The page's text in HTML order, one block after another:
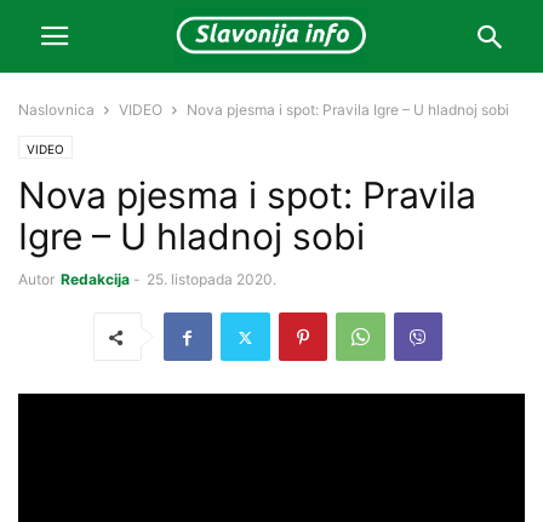
Naslovnica VIDEO Nova pjesma i spot: Pravila Igre – U hladnoj sobi
VIDEO
Nova pjesma i spot: Pravila
Igre – U hladnoj sobi
Autor Redakcija - 25. listopada 2020.